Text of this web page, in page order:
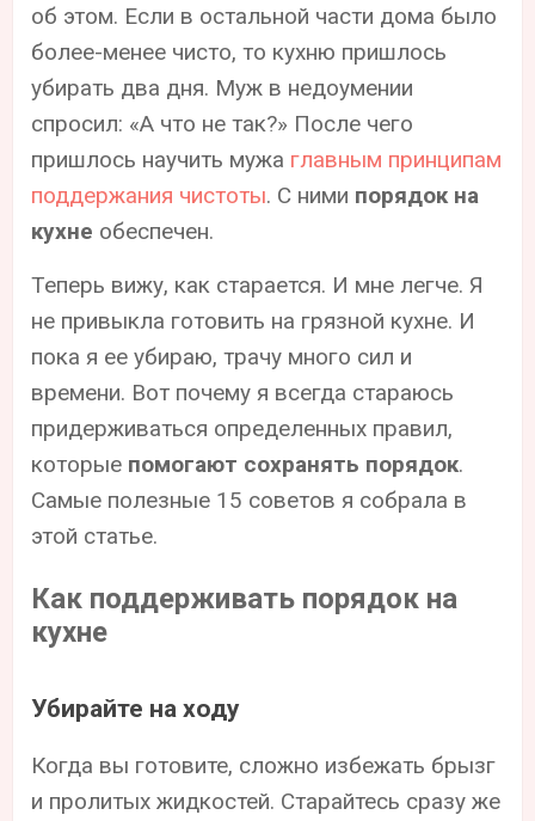
об этом. Если в остальной части дома было
более-менее чисто, то кухню пришлось
убирать два дня. Муж в недоумении
спросил: «А что не так?» После чего
пришлось научить мужа главным принципам
поддержания чистоты. С ними порядок на
кухне обеспечен.
Теперь вижу, как старается. И мне легче. Я
не привыкла готовить на грязной кухне. И
пока я ее убираю, трачу много сил и
времени. Вот почему я всегда стараюсь
придерживаться определенных правил,
которые помогают сохранять порядок.
Самые полезные 15 советов я собрала в
этой статье.
Как поддерживать порядок на
кухне
Убирайте на ходу
Когда вы готовите, сложно избежать брызг
и пролитых жидкостей. Старайтесь сразу же